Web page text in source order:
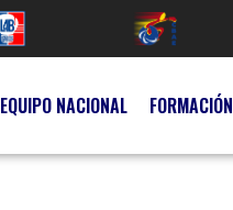
EQUIPO NACIONAL FORMACIÓN